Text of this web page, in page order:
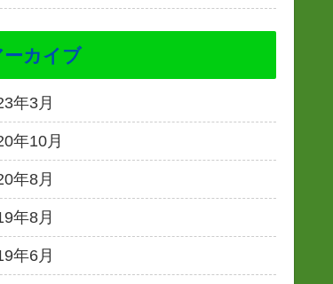
ーカイブ
年3月
年10月
年8月
年8月
年6月